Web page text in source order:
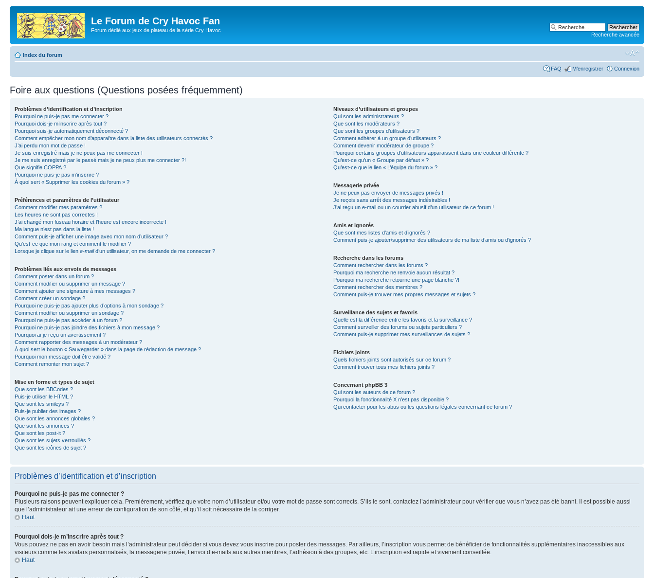
Le Forum de Cry Havoc Fan
Forum dédié aux jeux de plateau de la série Cry Havoc
Recherche avancée
Index du forum
FAQ M’enregistrer Connexion
Foire aux questions (Questions posées fréquemment)
Problèmes d’identification et d’inscription
Pourquoi ne puis-je pas me connecter ?
Pourquoi dois-je m’inscrire après tout ?
Pourquoi suis-je automatiquement déconnecté ?
Comment empêcher mon nom d’apparaître dans la liste des utilisateurs connectés ?
J’ai perdu mon mot de passe !
Je suis enregistré mais je ne peux pas me connecter !
Je me suis enregistré par le passé mais je ne peux plus me connecter ?!
Que signifie COPPA ?
Pourquoi ne puis-je pas m’inscrire ?
À quoi sert « Supprimer les cookies du forum » ?
Préférences et paramètres de l’utilisateur
Comment modifier mes paramètres ?
Les heures ne sont pas correctes !
J’ai changé mon fuseau horaire et l’heure est encore incorrecte !
Ma langue n’est pas dans la liste !
Comment puis-je afficher une image avec mon nom d’utilisateur ?
Qu’est-ce que mon rang et comment le modifier ?
Lorsque je clique sur le lien e-maild’un utilisateur, on me demande de me connecter ?
Problèmes liés aux envois de messages
Comment poster dans un forum ?
Comment modifier ou supprimer un message ?
Comment ajouter une signature à mes messages ?
Comment créer un sondage ?
Pourquoi ne puis-je pas ajouter plus d’options à mon sondage ?
Comment modifier ou supprimer un sondage ?
Pourquoi ne puis-je pas accéder à un forum ?
Pourquoi ne puis-je pas joindre des fichiers à mon message ?
Pourquoi ai-je reçu un avertissement ?
Comment rapporter des messages à un modérateur ?
À quoi sert le bouton « Sauvegarder » dans la page de rédaction de message ?
Pourquoi mon message doit être validé ?
Comment remonter mon sujet ?
Mise en forme et types de sujet
Que sont les BBCodes ?
Puis-je utiliser le HTML ?
Que sont les smileys ?
Puis-je publier des images ?
Que sont les annonces globales ?
Que sont les annonces ?
Que sont les post-it ?
Que sont les sujets verrouillés ?
Que sont les icônes de sujet ?
Niveaux d’utilisateurs et groupes
Qui sont les administrateurs ?
Que sont les modérateurs ?
Que sont les groupes d’utilisateurs ?
Comment adhérer à un groupe d’utilisateurs ?
Comment devenir modérateur de groupe ?
Pourquoi certains groupes d’utilisateurs apparaissent dans une couleur différente ?
Qu’est-ce qu’un « Groupe par défaut » ?
Qu’est-ce que le lien « L’équipe du forum » ?
Messagerie privée
Je ne peux pas envoyer de messages privés !
Je reçois sans arrêt des messages indésirables !
J’ai reçu un e-mail ou un courrier abusif d’un utilisateur de ce forum !
Amis et ignorés
Que sont mes listes d’amis et d’ignorés ?
Comment puis-je ajouter/supprimer des utilisateurs de ma liste d’amis ou d’ignorés ?
Recherche dans les forums
Comment rechercher dans les forums ?
Pourquoi ma recherche ne renvoie aucun résultat ?
Pourquoi ma recherche retourne une page blanche ?!
Comment rechercher des membres ?
Comment puis-je trouver mes propres messages et sujets ?
Surveillance des sujets et favoris
Quelle est la différence entre les favoris et la surveillance ?
Comment surveiller des forums ou sujets particuliers ?
Comment puis-je supprimer mes surveillances de sujets ?
Fichiers joints
Quels fichiers joints sont autorisés sur ce forum ?
Comment trouver tous mes fichiers joints ?
Concernant phpBB 3
Qui sont les auteurs de ce forum ?
Pourquoi la fonctionnalité X n’est pas disponible ?
Qui contacter pour les abus ou les questions légales concernant ce forum ?
Problèmes d’identification et d’inscription
Pourquoi ne puis-je pas me connecter ?
Plusieurs raisons peuvent expliquer cela. Premièrement, vérifiez que votre nom d’utilisateur et/ou votre mot de passe sont corrects. S’ils le sont, contactez l’administrateur pour vérifier que vous n’avez pas été banni. Il est possible aussi
que l’administrateur ait une erreur de configuration de son côté, et qu’il soit nécessaire de la corriger.
Haut
Pourquoi dois-je m’inscrire après tout ?
Vous pouvez ne pas en avoir besoin mais l’administrateur peut décider si vous devez vous inscrire pour poster des messages. Par ailleurs, l’inscription vous permet de bénéficier de fonctionnalités supplémentaires inaccessibles aux
visiteurs comme les avatars personnalisés, la messagerie privée, l’envoi d’e-mails aux autres membres, l’adhésion à des groupes, etc. L’inscription est rapide et vivement conseillée.
Haut